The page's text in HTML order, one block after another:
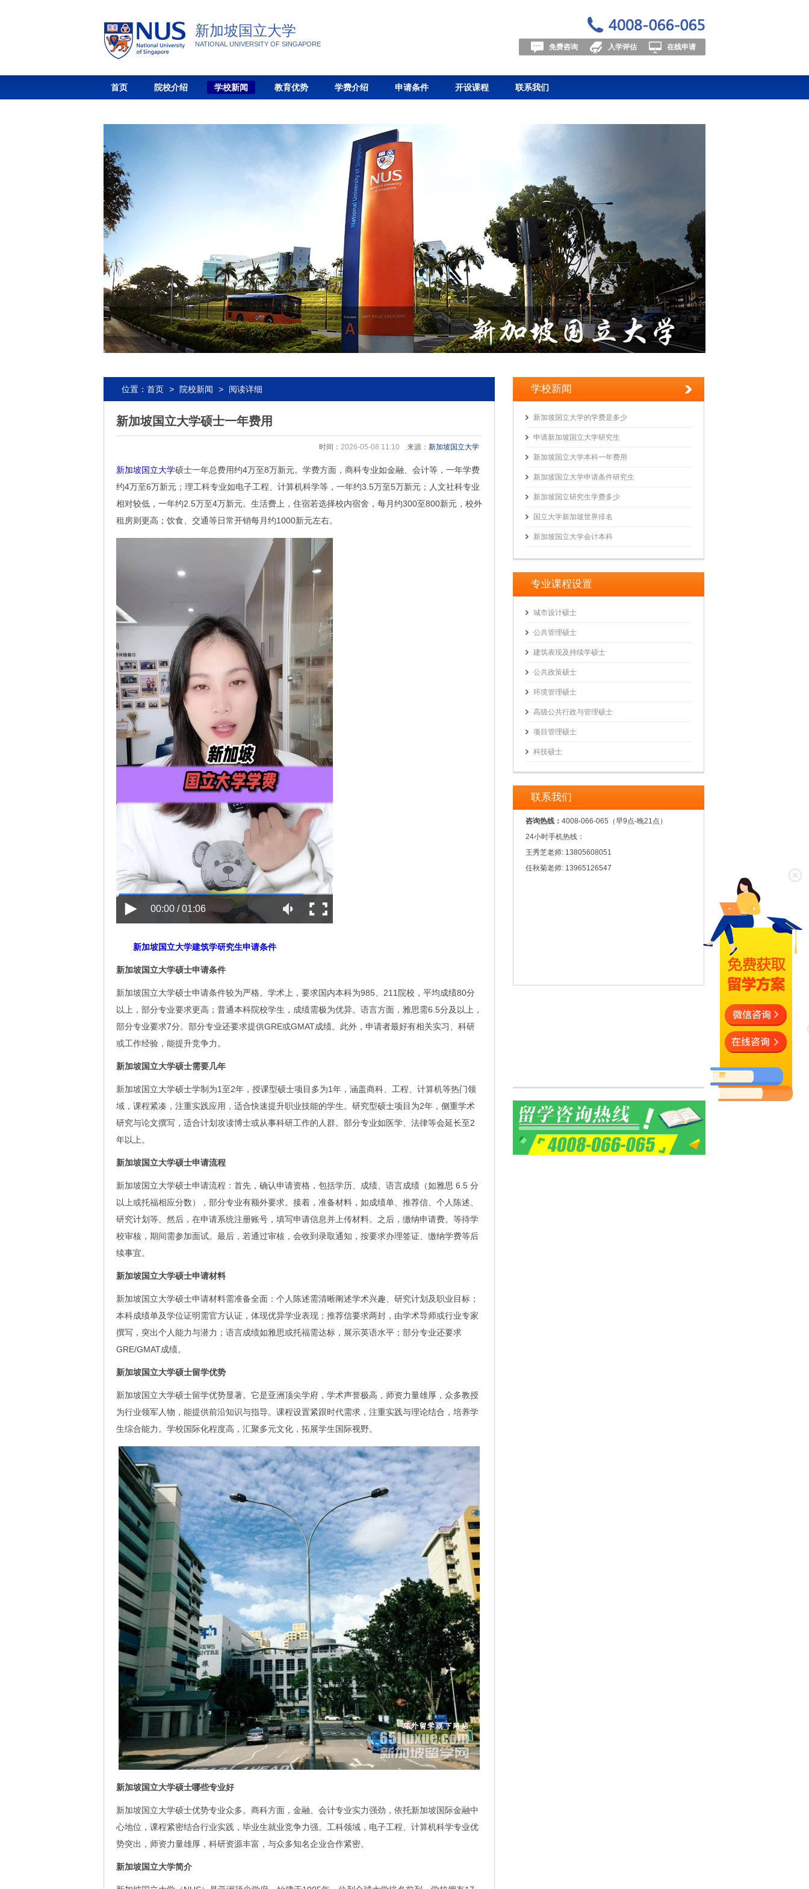
新加坡国立大学
NATIONAL UNIVERSITY OF SINGAPORE 免费咨询 入学评估 在线申请
首页 院校介绍 学校新闻 教育优势 学费介绍 申请条件 开设课程 联系我们
位置： 首页 > 院校新闻 > 阅读详细
新加坡国立大学硕士一年费用
时间： 2026-05-08 11:10 来源： 新加坡国立大学
新加坡国立大学硕士一年总费用约4万至8万新元。学费方面，商科专业如金融、会计等，一年学费
约4万至6万新元；理工科专业如电子工程、计算机科学等，一年约3.5万至5万新元；人文社科专业
相对较低，一年约2.5万至4万新元。生活费上，住宿若选择校内宿舍，每月约300至800新元，校外
租房则更高；饮食、交通等日常开销每月约1000新元左右。
00:00 / 01:06
新加坡国立大学建筑学研究生申请条件
新加坡国立大学硕士申请条件
新加坡国立大学硕士申请条件较为严格。学术上，要求国内本科为985、211院校，平均成绩80分
以上，部分专业要求更高；普通本科院校学生，成绩需极为优异。语言方面，雅思需6.5分及以上，
部分专业要求7分。部分专业还要求提供GRE或GMAT成绩。此外，申请者最好有相关实习、科研
或工作经验，能提升竞争力。
新加坡国立大学硕士需要几年
新加坡国立大学硕士学制为1至2年，授课型硕士项目多为1年，涵盖商科、工程、计算机等热门领
域，课程紧凑，注重实践应用，适合快速提升职业技能的学生。研究型硕士项目为2年，侧重学术
研究与论文撰写，适合计划攻读博士或从事科研工作的人群。部分专业如医学、法律等会延长至2
年以上。
新加坡国立大学硕士申请流程
新加坡国立大学硕士申请流程：首先，确认申请资格，包括学历、成绩、语言成绩（如雅思 6.5 分
以上或托福相应分数），部分专业有额外要求。接着，准备材料，如成绩单、推荐信、个人陈述、
研究计划等。然后，在申请系统注册账号，填写申请信息并上传材料。之后，缴纳申请费。等待学
校审核，期间需参加面试。最后，若通过审核，会收到录取通知，按要求办理签证、缴纳学费等后
续事宜。
新加坡国立大学硕士申请材料
新加坡国立大学硕士申请材料需准备全面：个人陈述需清晰阐述学术兴趣、研究计划及职业目标；
本科成绩单及学位证明需官方认证，体现优异学业表现；推荐信要求两封，由学术导师或行业专家
撰写，突出个人能力与潜力；语言成绩如雅思或托福需达标，展示英语水平；部分专业还要求
GRE/GMAT成绩。
新加坡国立大学硕士留学优势
新加坡国立大学硕士留学优势显著。它是亚洲顶尖学府，学术声誉极高，师资力量雄厚，众多教授
为行业领军人物，能提供前沿知识与指导。课程设置紧跟时代需求，注重实践与理论结合，培养学
生综合能力。学校国际化程度高，汇聚多元文化，拓展学生国际视野。
新加坡国立大学硕士哪些专业好
新加坡国立大学硕士优势专业众多。商科方面，金融、会计专业实力强劲，依托新加坡国际金融中
心地位，课程紧密结合行业实践，毕业生就业竞争力强。工科领域，电子工程、计算机科学专业优
势突出，师资力量雄厚，科研资源丰富，与众多知名企业合作紧密。
新加坡国立大学简介
学校新闻
新加坡国立大学的学费是多少
申请新加坡国立大学研究生
新加坡国立大学本科一年费用
新加坡国立大学申请条件研究生
新加坡国立研究生学费多少
国立大学新加坡世界排名
新加坡国立大学会计本科
专业课程设置
城市设计硕士
公共管理硕士
建筑表现及持续学硕士
公共政策硕士
环境管理硕士
高级公共行政与管理硕士
项目管理硕士
科技硕士
联系我们
咨询热线： 4008-066-065（早9点-晚21点）
24小时手机热线：
王秀芝老师: 13805608051
任秋菊老师: 13965126547